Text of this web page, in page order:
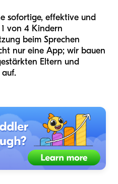
sofortige, effektive und
von 4 Kindern
beim Sprechen
nur eine App; wir bauen
Eltern und